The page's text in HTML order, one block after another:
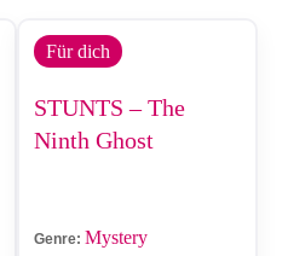
Für dich
STUNTS – The
Ninth Ghost
Genre: Mystery